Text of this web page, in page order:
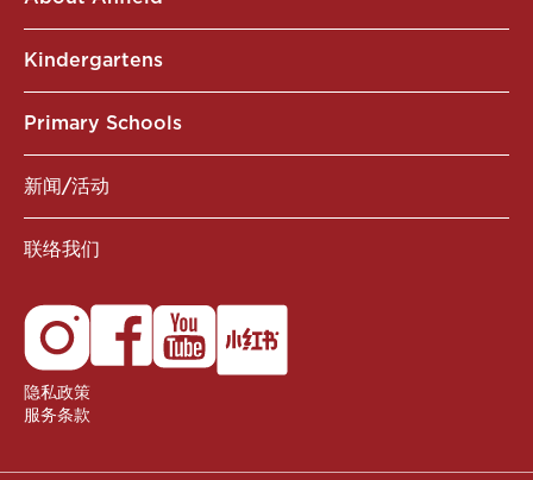
Kindergartens
Primary Schools
新闻/活动
联络我们
隐私政策
服务条款